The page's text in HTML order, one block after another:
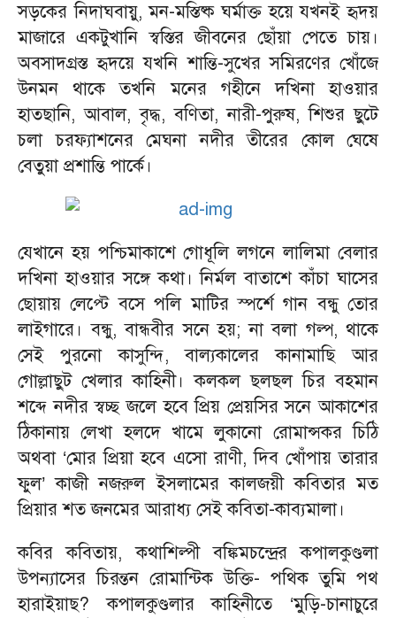
সড়কের নিদাঘবায়ু, মন-মস্তিষ্ক ঘর্মাক্ত হয়ে যখনই হৃদয়
মাজারে একটুখানি স্বস্তির জীবনের ছোঁয়া পেতে চায়।
অবসাদগ্রস্ত হৃদয়ে যখনি শান্তি-সুখের সমিরণের খোঁজে
উনমন থাকে তখনি মনের গহীনে দখিনা হাওয়ার
হাতছানি, আবাল, বৃদ্ধ, বণিতা, নারী-পুরুষ, শিশুর ছুটে
চলা চরফ্যাশনের মেঘনা নদীর তীরের কোল ঘেষে
বেতুয়া প্রশান্তি পার্কে।
যেখানে হয় পশ্চিমাকাশে গোধূলি লগনে লালিমা বেলার
দখিনা হাওয়ার সঙ্গে কথা। নির্মল বাতাশে কাঁচা ঘাসের
ছোয়ায় লেপ্টে বসে পলি মাটির স্পর্শে গান বন্ধু তোর
লাইগারে। বন্ধু, বান্ধবীর সনে হয়; না বলা গল্প, থাকে
সেই পুরনো কাসুন্দি, বাল্যকালের কানামাছি আর
গোল্লাছুট খেলার কাহিনী। কলকল ছলছল চির বহমান
শব্দে নদীর স্বচ্ছ জলে হবে প্রিয় প্রেয়সির সনে আকাশের
ঠিকানায় লেখা হলদে খামে লুকানো রোমান্সকর চিঠি
অথবা ‘মোর প্রিয়া হবে এসো রাণী, দিব খোঁপায় তারার
ফুল’ কাজী নজরুল ইসলামের কালজয়ী কবিতার মত
প্রিয়ার শত জনমের আরাধ্য সেই কবিতা-কাব্যমালা।
কবির কবিতায়, কথাশিল্পী বঙ্কিমচন্দ্রের কপালকুণ্ডলা
উপন্যাসের চিরন্তন রোমান্টিক উক্তি- পথিক তুমি পথ
হারাইয়াছ? কপালকুণ্ডলার কাহিনীতে ‘মুড়ি-চানাচুরে